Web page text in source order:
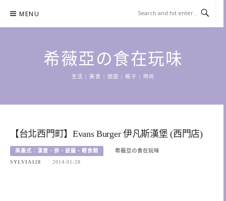
content
MENU
希薇亞の食在玩味
生活 | 美食 | 旅遊 | 親子 | 時尚
【台北西門町】Evans Burger 伊凡斯漢堡 (西門店)
美墨式：漢堡、排、披薩、輕食類
希薇亞の食在玩味
SYLVIA128
2014-01-28